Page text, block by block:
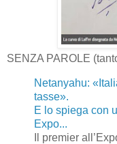
SENZA PAROLE
Netanyahu:
tasse».
E lo spiega con
Expo...
Il premier